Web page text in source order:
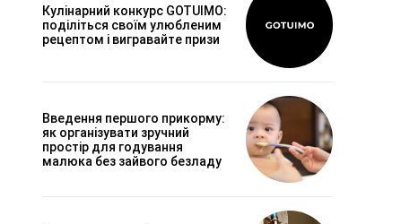
Кулінарний конкурс GOTUIMO:
поділіться своїм улюбленим
рецептом і вигравайте призи
Введення першого прикорму:
як організувати зручний
простір для годування
малюка без зайвого безладу